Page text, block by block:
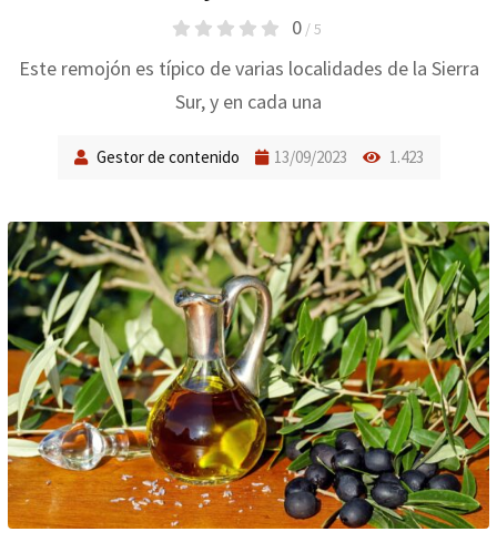
0 / 5
Este remojón es típico de varias localidades de la Sierra
Sur, y en cada una
Gestor de contenido 13/09/2023 1.423